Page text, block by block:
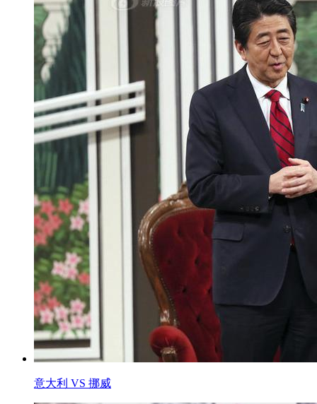
意大利 VS 挪威